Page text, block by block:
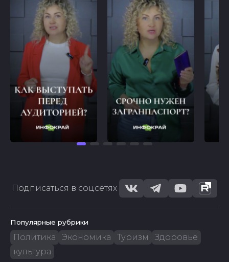
Подписаться в соцсетях
Популярные рубрики
Политика Экономика Туризм
Здоровье
культура